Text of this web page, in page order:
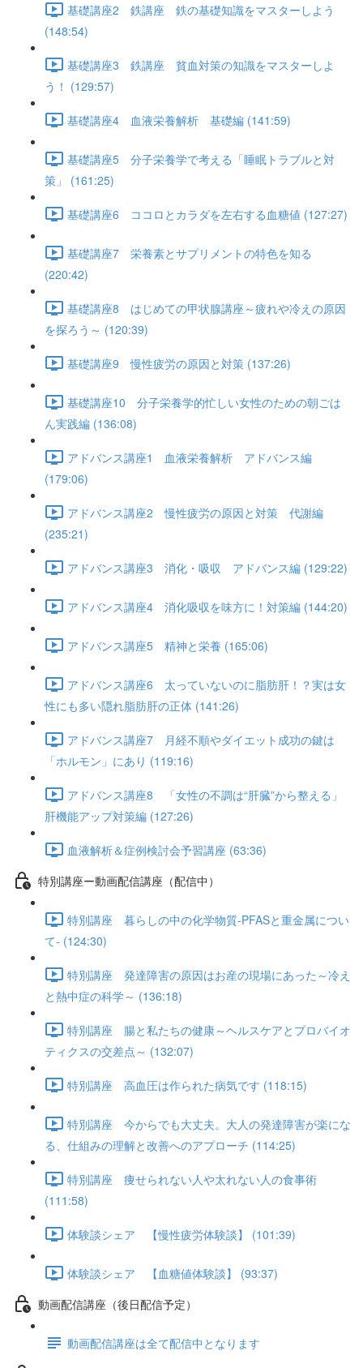
基礎講座2 鉄講座 鉄の基礎知識をマスターしよう
(148:54)
基礎講座3 鉄講座 貧血対策の知識をマスターしよ
う！ (129:57)
基礎講座4 血液栄養解析 基礎編 (141:59)
基礎講座5 分子栄養学で考える「睡眠トラブルと対
策」 (161:25)
基礎講座6 ココロとカラダを左右する血糖値 (127:27)
基礎講座7 栄養素とサプリメントの特色を知る
(220:42)
基礎講座8 はじめての甲状腺講座～疲れや冷えの原因
を探ろう～ (120:39)
基礎講座9 慢性疲労の原因と対策 (137:26)
基礎講座10 分子栄養学的忙しい女性のための朝ごは
ん実践編 (136:08)
アドバンス講座1 血液栄養解析 アドバンス編
(179:06)
アドバンス講座2 慢性疲労の原因と対策 代謝編
(235:21)
アドバンス講座3 消化・吸収 アドバンス編 (129:22)
アドバンス講座4 消化吸収を味方に！対策編 (144:20)
アドバンス講座5 精神と栄養 (165:06)
アドバンス講座6 太っていないのに脂肪肝！？実は女
性にも多い隠れ脂肪肝の正体 (141:26)
アドバンス講座7 月経不順やダイエット成功の鍵は
「ホルモン」にあり (119:16)
アドバンス講座8 「女性の不調は“肝臓”から整える」
肝機能アップ対策編 (127:26)
血液解析＆症例検討会予習講座 (63:36)
特別講座ー動画配信講座（配信中）
特別講座 暮らしの中の化学物質-PFASと重金属につい
て- (124:30)
特別講座 発達障害の原因はお産の現場にあった～冷え
と熱中症の科学～ (136:18)
特別講座 腸と私たちの健康～ヘルスケアとプロバイオ
ティクスの交差点～ (132:07)
特別講座 高血圧は作られた病気です (118:15)
特別講座 今からでも大丈夫。大人の発達障害が楽にな
る、仕組みの理解と改善へのアプローチ (114:25)
特別講座 痩せられない人や太れない人の食事術
(111:58)
体験談シェア 【慢性疲労体験談】 (101:39)
体験談シェア 【血糖値体験談】 (93:37)
動画配信講座（後日配信予定）
動画配信講座は全て配信中となります